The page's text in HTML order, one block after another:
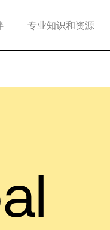
专业知识和资源